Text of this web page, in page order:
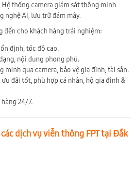
Hệ thống camera giám sát thông minh
nghệ AI, lưu trữ đám mây.
đến cho khách hàng trải nghiệm:
định, tốc độ cao.
nội dung phong phú.
minh qua camera, bảo vệ gia đình, tài sản.
đãi tốt, phù hợp cá nhân, hộ gia đình &
24/7.
dịch vụ viễn thông FPT tại Đắk